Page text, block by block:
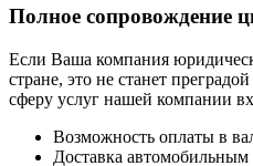
Полное сопровождение
Если Ваша компания
стране, это не станет
сферу услуг нашей компании
Возможность оплаты в
Доставка